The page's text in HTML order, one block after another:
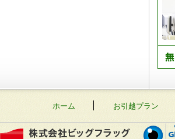
ホーム お引越プラン